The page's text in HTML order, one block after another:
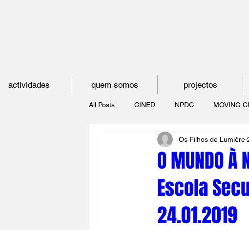
All Posts CINED NPDC MOVING
O CINEMA, CEM ANOS DE JUVENTUDE
CINECLUBE DAS GAIVOTAS O
O MUNDO À
Escola
24.01.2019
Os Filhos de Lumière
actividades quem somos projectos